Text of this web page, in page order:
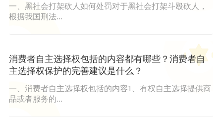
一、黑社会打架砍人如何处罚对于黑社会打架斗殴砍人，
根据我国刑法...
消费者自主选择权包括的内容都有哪些？消费者自
主选择权保护的完善建议是什么？
一、消费者自主选择权包括的内容1、有权自主选择提供商
品或者服务的...